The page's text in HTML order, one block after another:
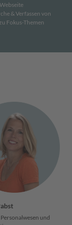
& Verfassen von
Fokus-Themen
und